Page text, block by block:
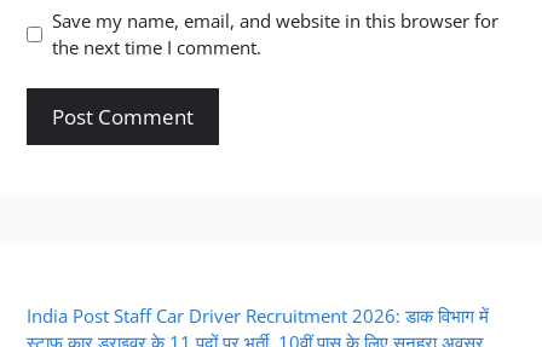
Save my name, email, and website in this browser for
the next time I comment.
India Post Staff Car Driver Recruitment 2026: डाक विभाग में
स्टाफ कार ड्राइवर के 11 पदों पर भर्ती, 10वीं पास के लिए सुनहरा अवसर